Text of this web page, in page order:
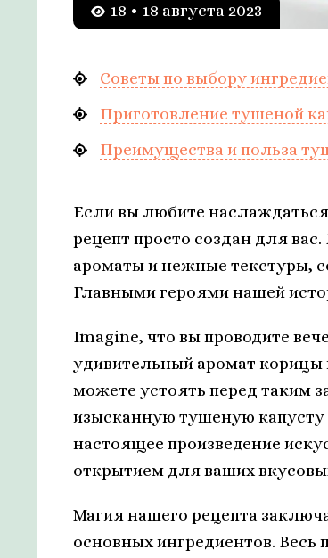
18 • 18 августа 2023
Советы по выбору
Приготовление тушеной
Преимущества и польза
Если вы любите
рецепт просто создан для
ароматы и нежные текстуры,
Главными героями нашей
Imagine, что вы проводите
удивительный аромат корицы
можете устоять перед таким
изысканную тушеную капусту
настоящее произведение
открытием для ваших
Магия нашего рецепта
основных ингредиентов. Весь